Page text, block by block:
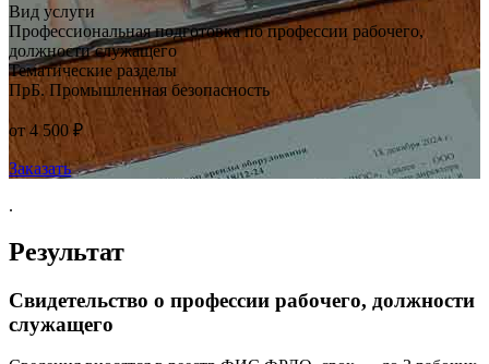
Вид услуги
Профессиональная подготовка по профессии рабочего,
должности служащего
Тематические разделы
ПрБ. Промышленная безопасность
от 4 500 ₽
Заказать
.
Результат
Свидетельство о профессии рабочего, должности
служащего